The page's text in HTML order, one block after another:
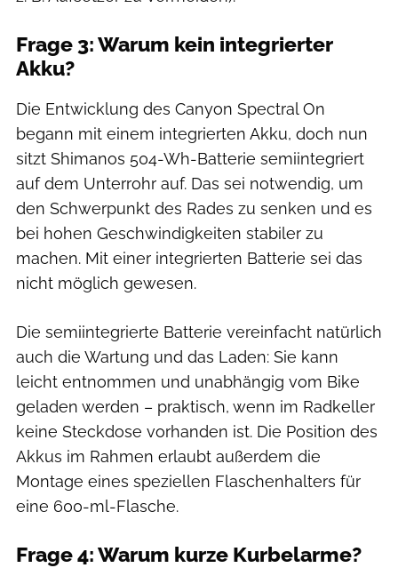
Frage 3: Warum kein integrierter
Akku?
Die Entwicklung des Canyon Spectral On
begann mit einem integrierten Akku, doch nun
sitzt Shimanos 504-Wh-Batterie semiintegriert
auf dem Unterrohr auf. Das sei notwendig, um
den Schwerpunkt des Rades zu senken und es
bei hohen Geschwindigkeiten stabiler zu
machen. Mit einer integrierten Batterie sei das
nicht möglich gewesen.
Die semiintegrierte Batterie vereinfacht natürlich
auch die Wartung und das Laden: Sie kann
leicht entnommen und unabhängig vom Bike
geladen werden – praktisch, wenn im Radkeller
keine Steckdose vorhanden ist. Die Position des
Akkus im Rahmen erlaubt außerdem die
Montage eines speziellen Flaschenhalters für
eine 600-ml-Flasche.
Frage 4: Warum kurze Kurbelarme?